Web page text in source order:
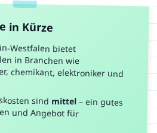
in Kürze
Westfalen bietet
in Branchen wie
chemikant, elektronikerund
sind mittel– ein gutes
Verhältnis von Kosten und Angebot für